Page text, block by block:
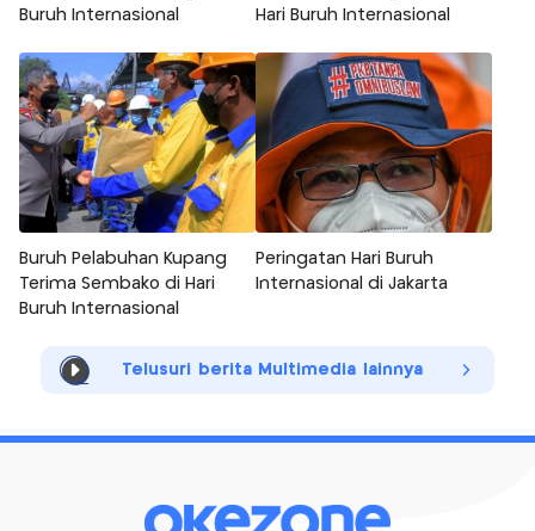
Buruh Internasional
Hari Buruh Internasional
Buruh Pelabuhan Kupang
Terima Sembako di Hari
Buruh Internasional
Peringatan Hari Buruh
Internasional di Jakarta
Telusuri berita Multimedia lainnya